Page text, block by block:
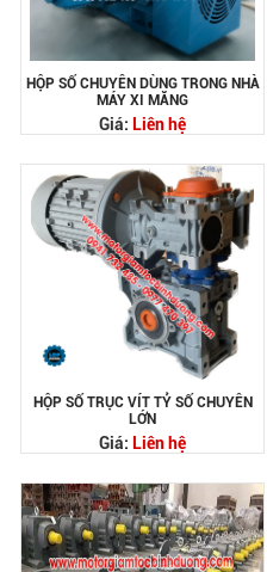
HỘP SỐ CHUYÊN DÙNG TRONG NHÀ
MÁY XI MĂNG
Giá: Liên hệ
HỘP SỐ TRỤC VÍT TỶ SỐ CHUYÊN
LỚN
Giá: Liên hệ